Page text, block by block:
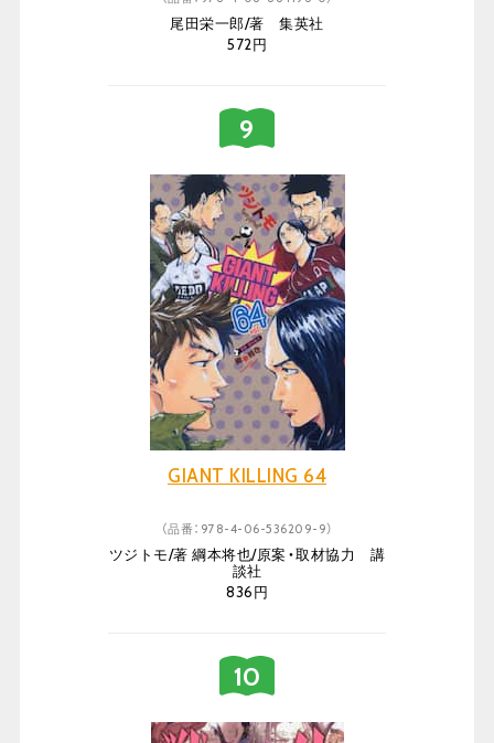
尾田栄一郎/著 集英社
572円
GIANT KILLING 64
（品番：978-4-06-536209-9）
ツジトモ/著 綱本将也/原案・取材協力 講
談社
836円